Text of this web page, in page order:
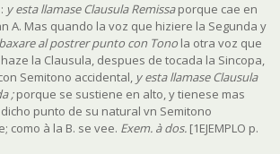
y esta llamase Clausula Remissaporque cae en
A. Mas quando la voz que hiziere la Segunda y
baxare al postrer punto con Tono la otra voz que
la Clausula, despues de tocada la Sincopa,
Semitono accidental, y esta llamase Clausula
;porque se sustiene en alto, y tienese mas
punto de su natural vn Semitono
como à la B. se vee. Exem. à dos. [1EJEMPLO p.